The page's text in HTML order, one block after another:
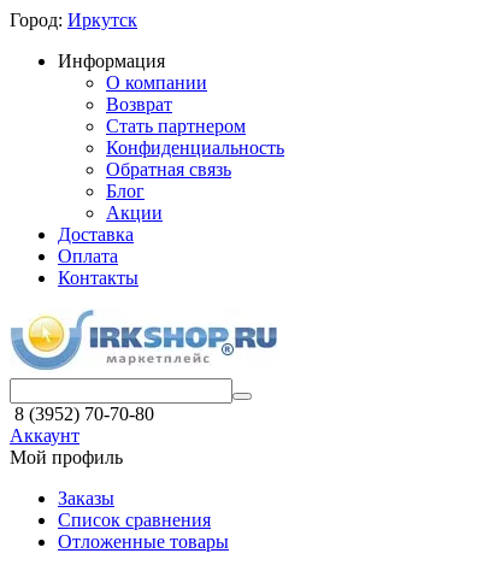
Город: Иркутск
Информация
О компании
Возврат
Стать партнером
Конфиденциальность
Обратная связь
Блог
Акции
Доставка
Оплата
Контакты
8 (3952) 70-70-80
Аккаунт
Мой профиль
Заказы
Список сравнения
Отложенные товары